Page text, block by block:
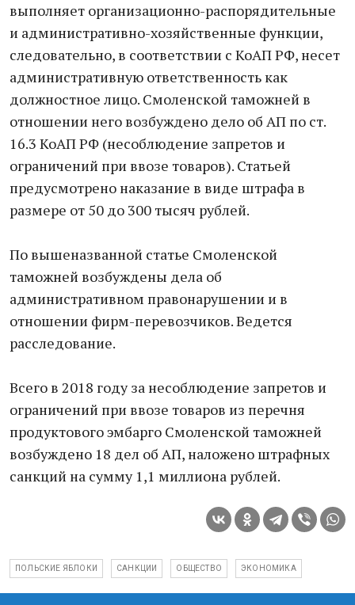
выполняет организационно-распорядительные
и административно-хозяйственные функции,
следовательно, в соответствии с КоАП РФ, несет
административную ответственность как
должностное лицо. Смоленской таможней в
отношении него возбуждено дело об АП по ст.
16.3 КоАП РФ (несоблюдение запретов и
ограничений при ввозе товаров). Статьей
предусмотрено наказание в виде штрафа в
размере от 50 до 300 тысяч рублей.
По вышеназванной статье Смоленской
таможней возбуждены дела об
административном правонарушении и в
отношении фирм-перевозчиков. Ведется
расследование.
Всего в 2018 году за несоблюдение запретов и
ограничений при ввозе товаров из перечня
продуктового эмбарго Смоленской таможней
возбуждено 18 дел об АП, наложено штрафных
санкций на сумму 1,1 миллиона рублей.
ПОЛЬСКИЕ ЯБЛОКИ САНКЦИИ ОБЩЕСТВО ЭКОНОМИКА